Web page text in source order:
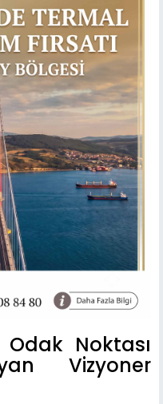
Odak Noktası
Vizyoner